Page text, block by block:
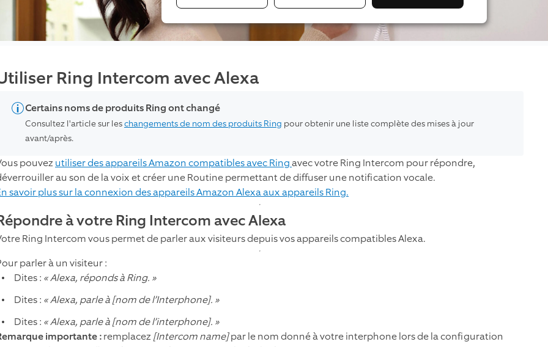
Ring Intercom avec Alexa
Certains noms de produits Ring ont changé
Consultez l'article sur leschangements de nom des produits Ring pour obtenir une liste complète des mises à jour
avant/après.
pouvez utiliser des appareils Amazon compatibles avec Ringavec votre Ring Intercom pour répondre,
au son de la voix et créer une Routine permettant de diffuser une notification vocale.
savoir plus sur la connexion des appareils Amazon Alexa aux appareils Ring.
à votre Ring Intercom avec Alexa
Ring Intercom vous permet de parler aux visiteurs depuis vos appareils compatibles Alexa.
parler à un visiteur :
Dites : « Alexa, réponds à Ring. »
Dites : « Alexa, parle à [nom de l’Interphone]. »
Dites : « Alexa, parle à [nom de l’interphone]. »
importante :remplacez [Intercom name]par le nom donné à votre interphone lors de la configuration